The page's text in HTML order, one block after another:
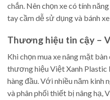
chắn. Nên chọn xe có tính
tay cầm dễ sử dụng và bánh
Thương hiệu tin cậy –
Khi chọn mua xe nâng mặt
thương hiệu Việt Xanh
hàng đầu. Với nhiều năm kinh
và phân phối thiết bị nâng hạ,